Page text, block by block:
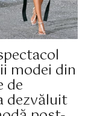
modei din
de
dezvăluit